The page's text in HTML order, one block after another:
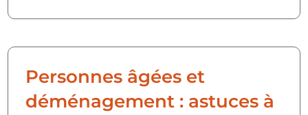
Personnes âgées et
déménagement : astuces à